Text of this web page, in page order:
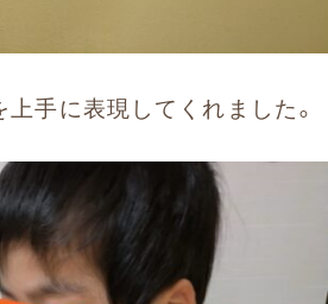
手に表現してくれました。